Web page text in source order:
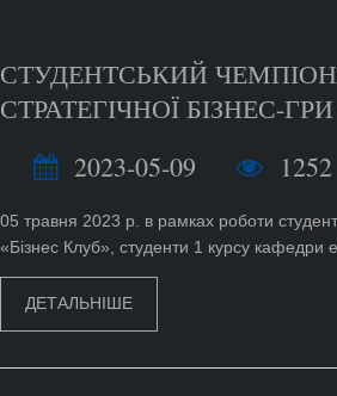
СТУДЕНТСЬКИЙ
СТРАТЕГІЧНОЇ БІЗНЕС-
2023-05-09
1252
05 травня 2023 р. в рамках роботи
«Бізнес Клуб», студенти 1 курсу кафедри
ДЕТАЛЬНІШЕ